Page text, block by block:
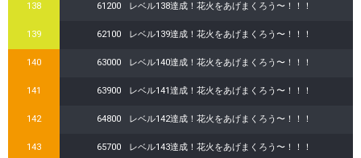
138 61200 レベル138達成！花火をあげまくろう〜！！！
139 62100 レベル139達成！花火をあげまくろう〜！！！
140 63000 レベル140達成！花火をあげまくろう〜！！！
141 63900 レベル141達成！花火をあげまくろう〜！！！
142 64800 レベル142達成！花火をあげまくろう〜！！！
143 65700 レベル143達成！花火をあげまくろう〜！！！